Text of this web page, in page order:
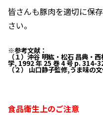
皆さんも豚肉を適切に保
さい。
※参考文献：
（１）沖谷 明紘・松石 昌典・
学, 1992 年 25 巻 4 号 p. 314-
（２） 山口静子監修,うま味の
食品衛生上のご注意